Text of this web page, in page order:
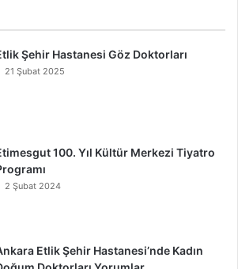
Şehir Hastanesi Göz Doktorları
21 Şubat 2025
100. Yıl Kültür Merkezi Tiyatro
2 Şubat 2024
Etlik Şehir Hastanesi’nde Kadın